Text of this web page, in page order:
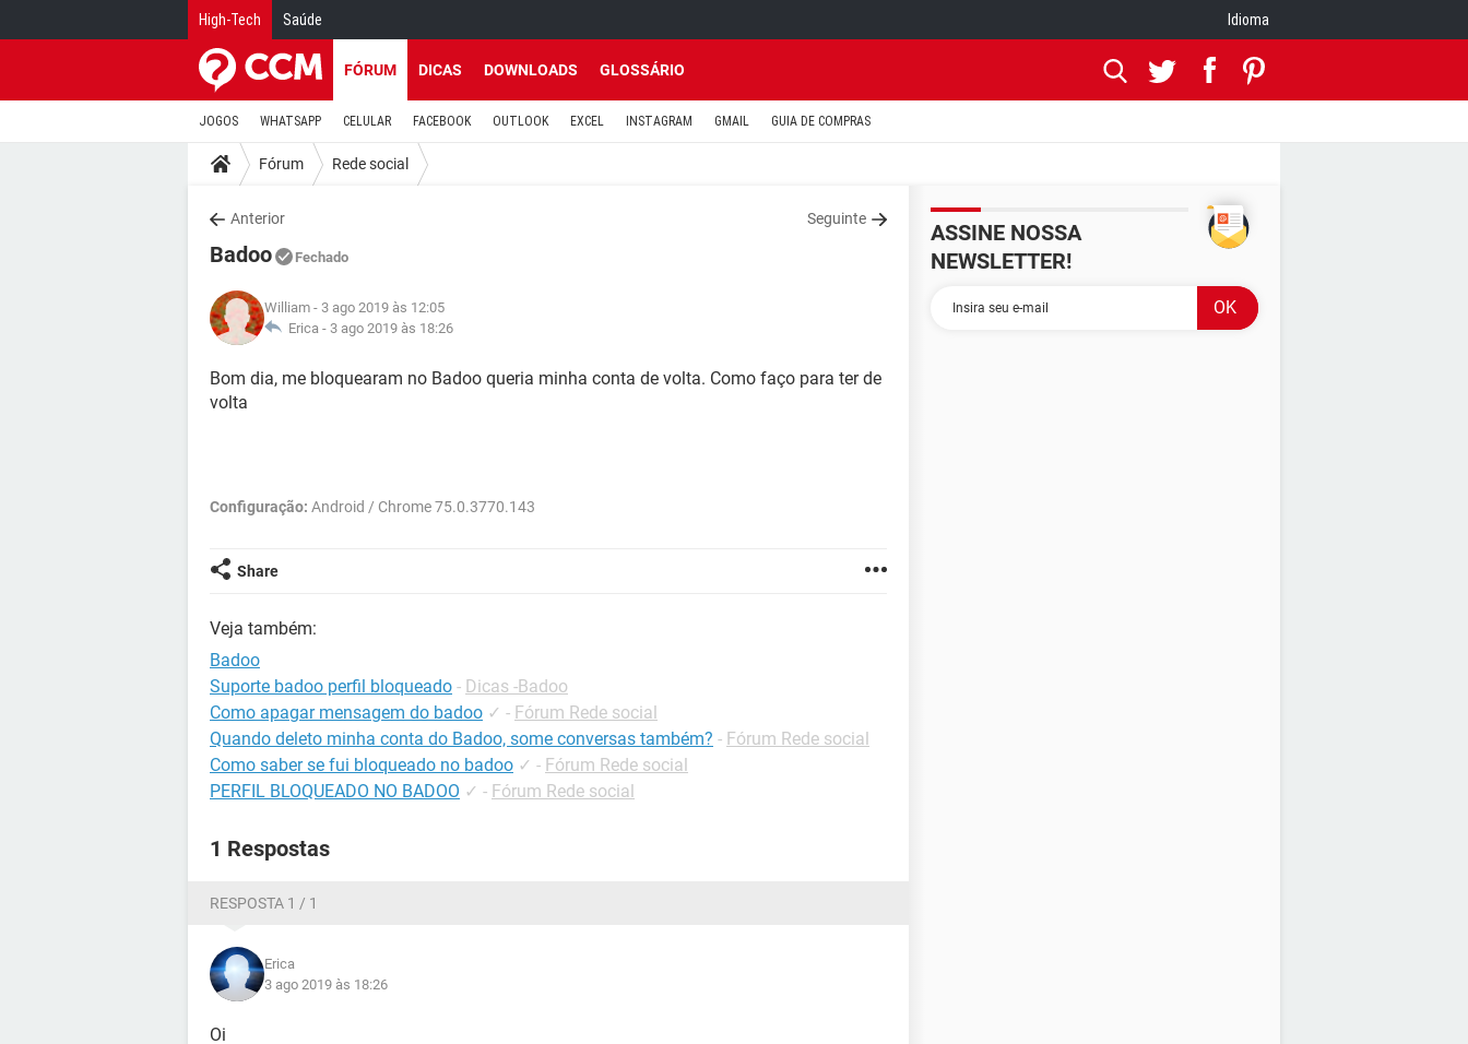
High-Tech Saúde Idioma
FÓRUM DICAS DOWNLOADS GLOSSÁRIO
JOGOS WHATSAPP CELULAR FACEBOOK OUTLOOK EXCEL INSTAGRAM GMAIL GUIA DE COMPRAS
Fórum Rede social
Anterior Seguinte
Badoo Fechado
William - 3 ago 2019 às 12:05
Erica - 3 ago 2019 às 18:26
Bom dia, me bloquearam no Badoo queria minha conta de volta. Como faço para ter de
volta
Configuração: Android / Chrome 75.0.3770.143
Share
Veja também:
Badoo
Suporte badoo perfil bloqueado - Dicas -Badoo
Como apagar mensagem do badoo ✓ - Fórum Rede social
Quando deleto minha conta do Badoo, some conversas também? - Fórum Rede social
Como saber se fui bloqueado no badoo ✓ - Fórum Rede social
PERFIL BLOQUEADO NO BADOO ✓ - Fórum Rede social
1 Respostas
RESPOSTA 1 / 1
Erica
3 ago 2019 às 18:26
Oi
ASSINE NOSSA
NEWSLETTER!